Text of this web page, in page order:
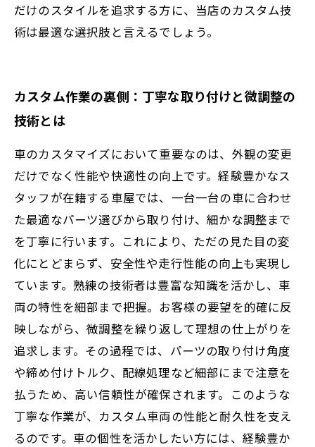
だけのスタイルを追求する方に、当店のカスタム技
術は最適な選択肢と言えるでしょう。
カスタム作業の裏側：丁寧な取り付けと微調整の
技術とは
車のカスタマイズにおいて重要なのは、外観の変更
だけでなく性能や快適性の向上です。経験豊かなス
タッフが在籍する車屋では、一台一台の車に合わせ
た最適なパーツ選びから取り付け、細かな調整まで
を丁寧に行います。これにより、ただの見た目の変
化にとどまらず、安全性や走行性能の向上も実現し
ています。熟練の技術者は豊富な知識を活かし、車
両の特性を細部まで把握。お客様の要望を的確に反
映しながら、微調整を繰り返して理想の仕上がりを
追求します。その過程では、パーツの取り付け角度
や締め付けトルク、配線処理など細部にまで注意を
払うため、高い信頼性が確保されます。このような
丁寧な作業が、カスタム車両の性能と耐久性を支え
るのです。車の個性を活かしたい方には、経験豊か